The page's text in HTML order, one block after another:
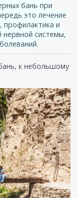
бань при
это лечение
профилактика и
нервной системы,
к небольшому